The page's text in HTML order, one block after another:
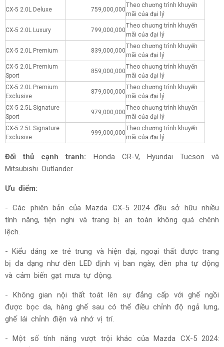
CX-5 2.0L Deluxe 759,000,000
Theo chương trình khuyến
mãi của đại lý
CX-5 2.0L Luxury 799,000,000
Theo chương trình khuyến
mãi của đại lý
CX-5 2.0L Premium 839,000,000
Theo chương trình khuyến
mãi của đại lý
CX-5 2.0L Premium
Sport
859,000,000
Theo chương trình khuyến
mãi của đại lý
CX-5 2.0L Premium
Exclusive
879,000,000
Theo chương trình khuyến
mãi của đại lý
CX-5 2.5L Signature
Sport
979,000,000
Theo chương trình khuyến
mãi của đại lý
CX-5 2.5L Signature
Exclusive
999,000,000
Theo chương trình khuyến
mãi của đại lý
Đối thủ cạnh tranh:
Honda CR-V, Hyundai Tucson và
Mitsubishi Outlander.
Ưu điểm:
- Các phiên bản của Mazda CX-5 2024 đều sở hữu nhiều
tính năng, tiện nghi và trang bị an toàn không quá chênh
lệch.
- Kiểu dáng xe trẻ trung và hiện đại, ngoại thất được trang
bị đa dạng như đèn LED định vị ban ngày, đèn pha tự động
và cảm biến gạt mưa tự động.
- Không gian nội thất toát lên sự đẳng cấp với ghế ngồi
được bọc da, hàng ghế sau có thể điều chỉnh độ ngả lưng,
ghế lái chỉnh điện và nhớ vị trí.
- Một số tính năng vượt trội khác của Mazda CX-5 2024: